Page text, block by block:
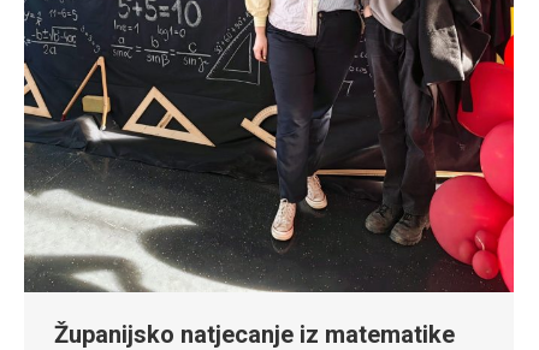
Županijsko natjecanje iz matematike